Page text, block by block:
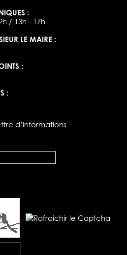
:
/ 13h - 17h
LE MAIRE :
:
:
d’informations